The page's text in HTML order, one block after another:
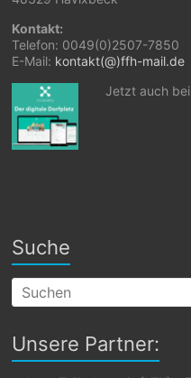
Kontakt:
Telefon: 0049(0)2507-7850
E-Mail: kontakt(@)ffh-mail.de
Jetzt auch bei
Suche
Unsere Partner: